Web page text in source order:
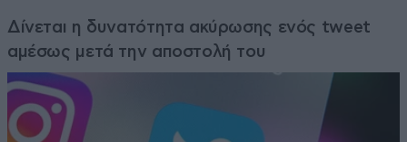
Δίνεται η δυνατότητα ακύρωσης ενός tweet
αμέσως μετά την αποστολή του